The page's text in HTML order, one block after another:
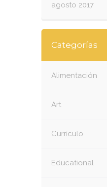
agosto 2017
Categorías
Alimentación
Art
Currículo
Educational